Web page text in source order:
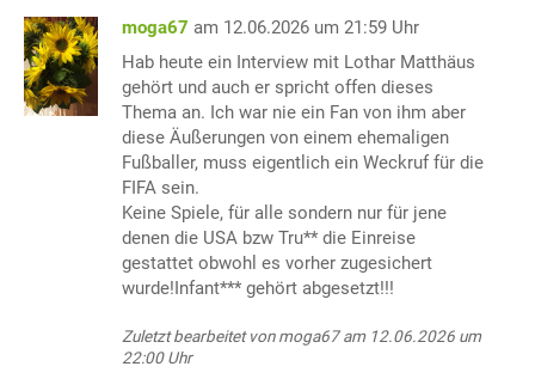
moga67 am 12.06.2026 um 21:59 Uhr
Hab heute ein Interview mit Lothar Matthäus
gehört und auch er spricht offen dieses
Thema an. Ich war nie ein Fan von ihm aber
diese Äußerungen von einem ehemaligen
Fußballer, muss eigentlich ein Weckruf für die
FIFA sein.
Keine Spiele, für alle sondern nur für jene
denen die USA bzw Tru** die Einreise
gestattet obwohl es vorher zugesichert
wurde!Infant*** gehört abgesetzt!!!
Zuletzt bearbeitet von moga67 am 12.06.2026 um
22:00 Uhr